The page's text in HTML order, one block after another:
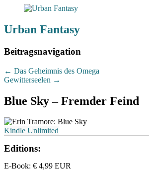
Urban Fantasy
Beitragsnavigation
← Das Geheimnis des Omega
Gewitterseelen →
Blue Sky – Fremder Feind
Kindle Unlimited
Editions:
E-Book: € 4,99 EUR